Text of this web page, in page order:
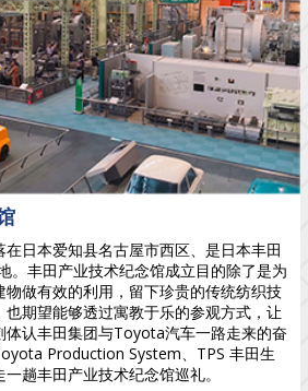
日本爱知县名古屋市西区、是日本丰田
。丰田产业技术纪念馆成立目的除了是为
做有效的利用，留下珍贵的传统纺织技
期望能够透过寓教于乐的参观方式，让
体认丰田集团与Toyota汽车一路走来的奋
Production System、TPS 丰田生
趟丰田产业技术纪念馆巡礼。